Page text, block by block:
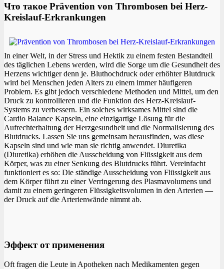
Что такое Prävention von Thrombosen bei Herz-
Kreislauf-Erkrankungen
In einer Welt, in der Stress und Hektik zu einem festen Bestandteil
des täglichen Lebens werden, wird die Sorge um die Gesundheit des
Herzens wichtiger denn je. Bluthochdruck oder erhöhter Blutdruck
wird bei Menschen jeden Alters zu einem immer häufigeren
Problem. Es gibt jedoch verschiedene Methoden und Mittel, um den
Druck zu kontrollieren und die Funktion des Herz-Kreislauf-
Systems zu verbessern. Ein solches wirksames Mittel sind die
Cardio Balance Kapseln, eine einzigartige Lösung für die
Aufrechterhaltung der Herzgesundheit und die Normalisierung des
Blutdrucks. Lassen Sie uns gemeinsam herausfinden, was diese
Kapseln sind und wie man sie richtig anwendet. Diuretika
(Diuretika) erhöhen die Ausscheidung von Flüssigkeit aus dem
Körper, was zu einer Senkung des Blutdrucks führt. Vereinfacht
funktioniert es so: Die ständige Ausscheidung von Flüssigkeit aus
dem Körper führt zu einer Verringerung des Plasmavolumens und
damit zu einem geringeren Flüssigkeitsvolumen in den Arterien —
der Druck auf die Arterienwände nimmt ab.
Эффект от применения
Oft fragen die Leute in Apotheken nach Medikamenten gegen